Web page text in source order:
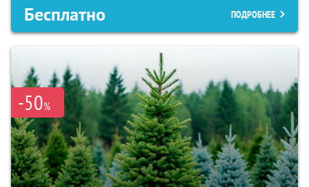
Бесплатно ПОДРОБНЕЕ
-50%